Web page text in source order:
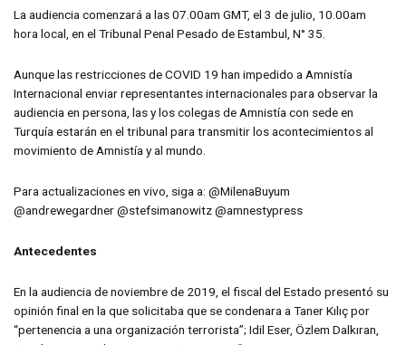
La audiencia comenzará a las 07.00am GMT, el 3 de julio, 10.00am
hora local, en el Tribunal Penal Pesado de Estambul, N° 35.
Aunque las restricciones de COVID 19 han impedido a Amnistía
Internacional enviar representantes internacionales para observar la
audiencia en persona, las y los colegas de Amnistía con sede en
Turquía estarán en el tribunal para transmitir los acontecimientos al
movimiento de Amnistía y al mundo.
Para actualizaciones en vivo, siga a: @MilenaBuyum
@andrewegardner @stefsimanowitz @amnestypress
Antecedentes
En la audiencia de noviembre de 2019, el fiscal del Estado presentó su
opinión final en la que solicitaba que se condenara a Taner Kılıç por
“pertenencia a una organización terrorista”; Idil Eser, Özlem Dalkıran,